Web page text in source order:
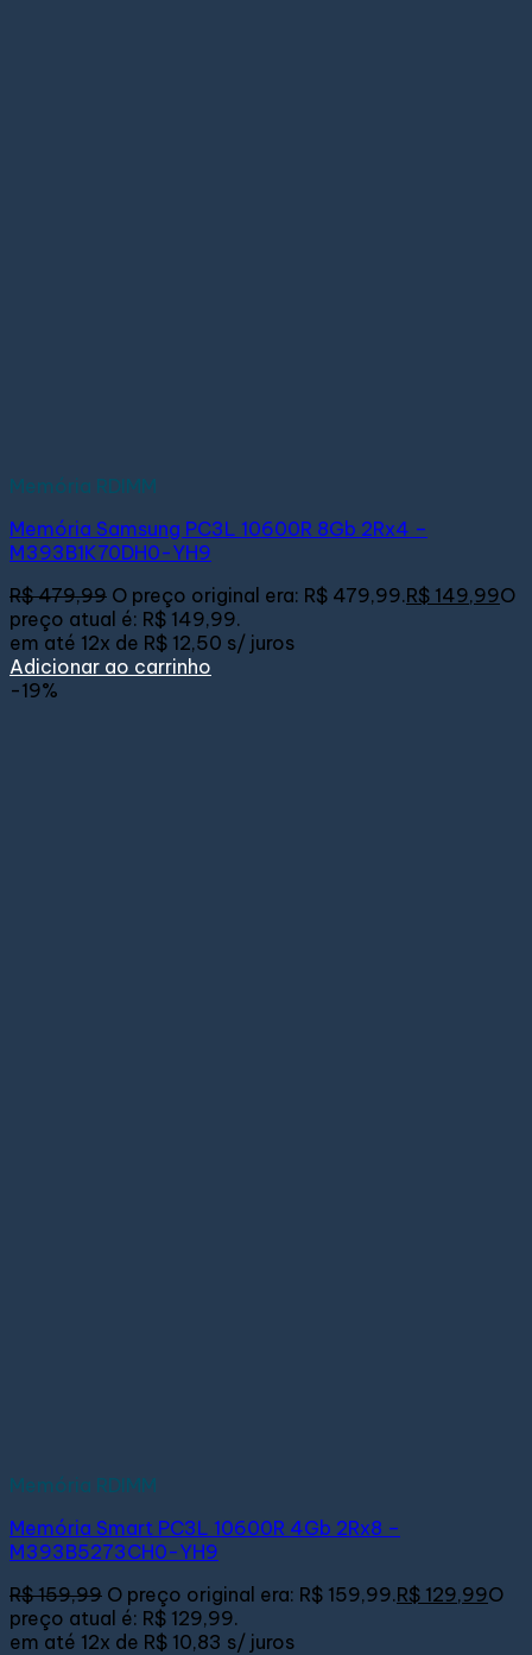
Memória RDIMM
Memória Samsung PC3L 10600R 8Gb 2Rx4 –
M393B1K70DH0-YH9
R$479,99 O preço original era: R$ 479,99.R$ 149,99O
preço atual é: R$ 149,99.
em até 12x de R$ 12,50 s/ juros
Adicionar ao carrinho
-19%
Memória RDIMM
Memória Smart PC3L 10600R 4Gb 2Rx8 –
M393B5273CH0-YH9
R$159,99 O preço original era: R$ 159,99.R$ 129,99O
preço atual é: R$ 129,99.
em até 12x de R$ 10,83 s/ juros